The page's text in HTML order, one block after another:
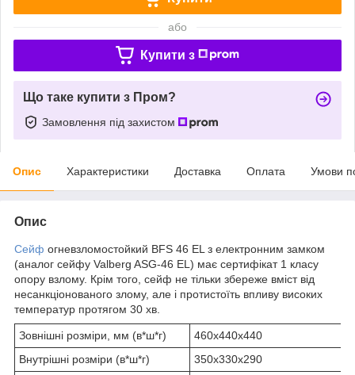
або
Купити з
Що таке купити з Пром?
Замовлення під захистом
Опис Характеристики Доставка Оплата Умови
Опис
Сейф огневзломостойкий BFS 46 EL з електронним замком
(аналог сейфу Valberg ASG-46 EL) має сертифікат 1 класу
опору взлому. Крім того, сейф не тільки збереже вміст від
несанкціонованого злому, але і протистоїть впливу високих
температур протягом 30 хв.
Зовнішні розміри, мм (в*ш*г)
460х440х440
Внутрішні розміри (в*ш*г)
350х330х290